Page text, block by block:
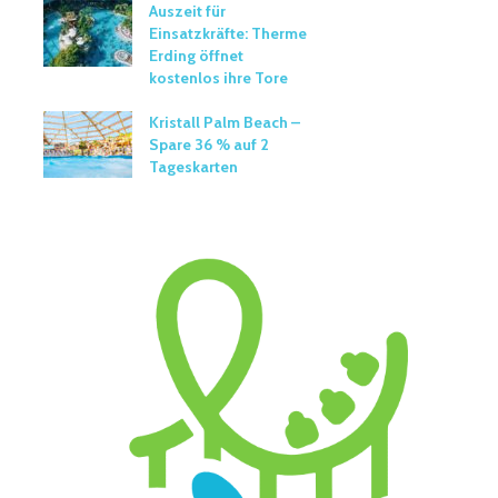
Auszeit für
Einsatzkräfte: Therme
Erding öffnet
kostenlos ihre Tore
Kristall Palm Beach –
Spare 36 % auf 2
Tageskarten